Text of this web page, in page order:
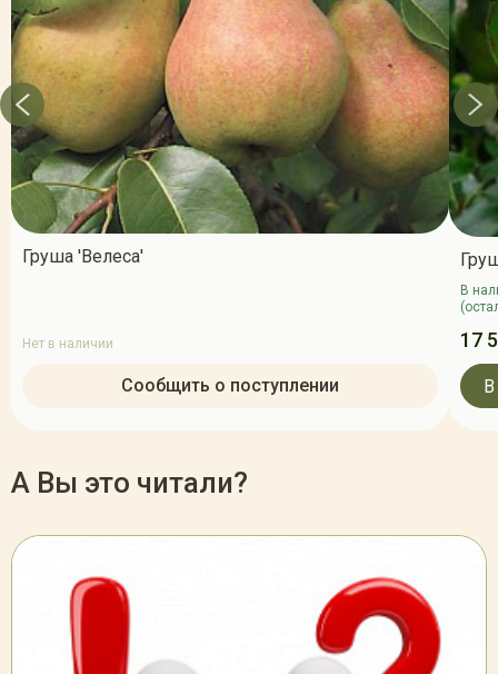
Груша 'Велеса'
Нет в наличии
Сообщить о поступлении
В
17
А Вы это читали?